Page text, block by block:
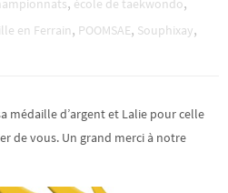
école de taekwondo
en Ferrain, POOMSAE, Souphixay,
médaille d’argent et Lalie pour celle
de vous. Un grand merci à notre